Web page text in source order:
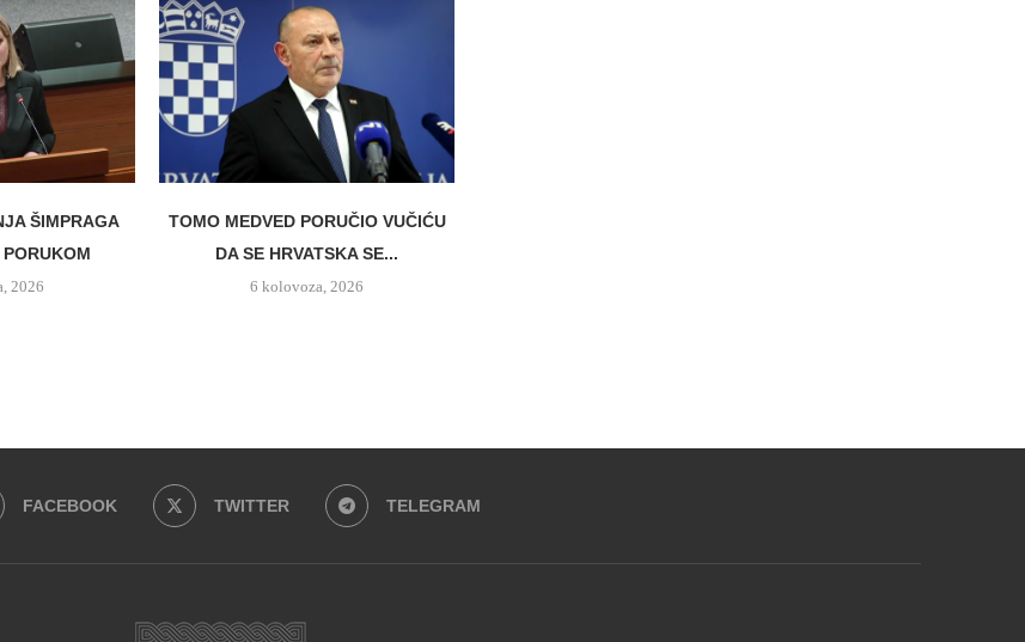
ŠIMPRAGA
2026
TOMO MEDVED PORUČIO VUČIĆU
DA SE HRVATSKA SE...
6 kolovoza, 2026
FACEBOOK TWITTER TELEGRAM